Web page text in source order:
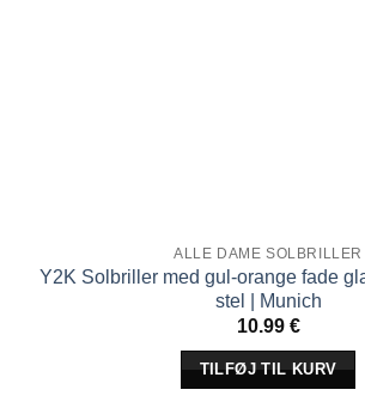
ALLE DAME SOLBRILLER
Y2K Solbriller med gul-orange fade
stel | Munich
10.99 €
TILFØJ TIL KURV